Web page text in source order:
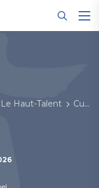
Le Haut-Talent Cultes et événements